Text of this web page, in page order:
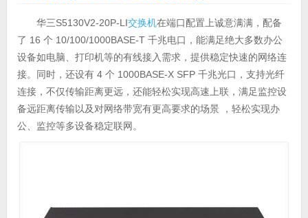
华三S5130V2-20P-LI交换机在端口配置上诚意满满，配备
了 16 个 10/100/1000BASE-T 千兆电口，能满足绝大多数办公
设备如电脑、打印机等的有线接入需求，提供稳定快速的网络连
接。同时，还设有 4 个 1000BASE-X SFP 千兆光口，支持光纤
连接，不仅传输距离更远，还能轻松实现高速上联，满足监控设
备远距离传输以及对网络带宽有更高要求的场景 ，轻松实现办
公、监控等多设备稳定联网。